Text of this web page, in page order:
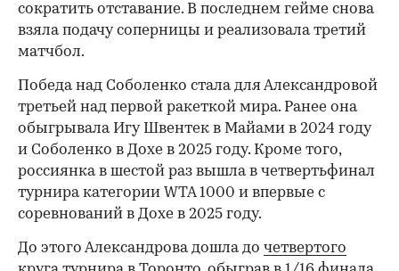
сократить отставание. В последнем гейме снова
взяла подачу соперницы и реализовала третий
матчбол.
Победа над Соболенко стала для Александровой
третьей над первой ракеткой мира. Ранее она
обыгрывала Игу Швентек в Майами в 2024 году
и Соболенко в Дохе в 2025 году. Кроме того,
россиянка в шестой раз вышла в четвертьфинал
турнира категории WTA 1000 и впервые с
соревнований в Дохе в 2025 году.
До этого Александрова дошла до четвертого